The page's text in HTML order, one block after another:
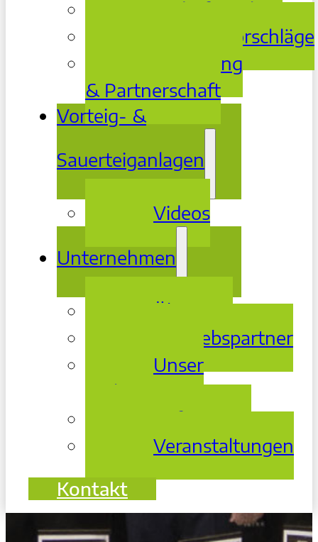
Bedarfsanalyse
Lösungsvorschläge
Betreuung
& Partnerschaft
Vorteig- &
Sauerteiganlagen
Videos
Unternehmen
Über Uns
Vertriebspartner
Unser
Archiv
Referenzen
Veranstaltungen
Kontakt